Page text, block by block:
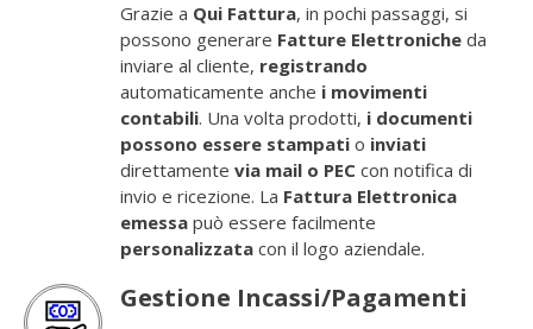
Grazie a Qui Fattura, in pochi passaggi, si
possono generare Fatture Elettroniche da
inviare al cliente, registrando
automaticamente anche i movimenti
contabili. Una volta prodotti, i documenti
possono essere stampati o inviati
direttamente via mail o PEC con notifica di
invio e ricezione. La Fattura Elettronica
emessa può essere facilmente
personalizzata con il logo aziendale.
Gestione Incassi/Pagamenti